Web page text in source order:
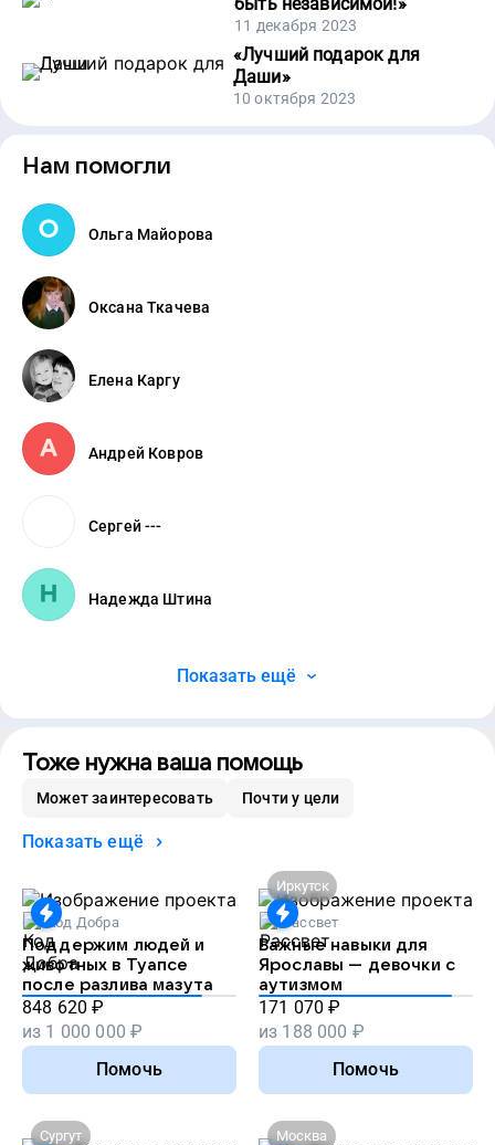
11 декабря 2023
«Лучший подарок для
Даши»
10 октября 2023
Нам помогли
Ольга Майорова
Оксана Ткачева
Елена Каргу
Андрей Ковров
Сергей ---
Надежда Штина
Показать ещё
Тоже нужна ваша помощь
Может заинтересовать Почти у цели
Показать ещё
Код Добра
Поддержим людей и
животных в Туапсе
после разлива мазута
848 620 ₽
из 1 000 000 ₽
Помочь
Иркутск
Рассвет
Важные навыки для
Ярославы — девочки с
аутизмом
171 070 ₽
из 188 000 ₽
Помочь
Сургут Москва